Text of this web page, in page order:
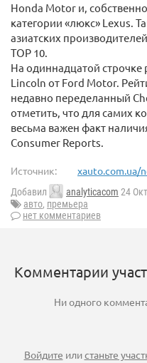
Honda Motor и,
категории «люкс» Lexus.
азиатских
TOP 10.
На одиннадцатой строчке
Lincoln от Ford Motor.
недавно переделанный
отметить, что для самих
весьма важен факт
Consumer Reports.
Источник: xauto.com.ua/
Добавил analyticacom 24
авто, премьера
нет комментариев
Комментарии
Ни одного
Войдите илистаньте